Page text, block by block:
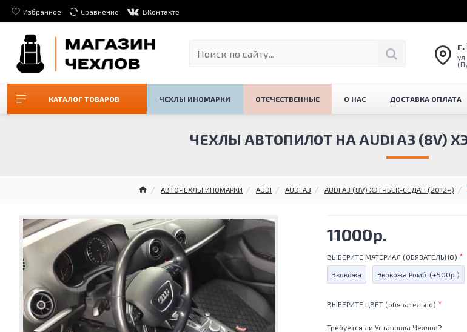
Избранное Сравнение ВКонтакте
КАТАЛОГ ТОВАРОВ ЧЕХЛЫ ИНОМАРКИ ОТЕЧЕСТВЕННЫЕ О НАС ДОСТАВКА ОПЛАТА
АВТОЧЕХЛЫ ИНОМАРКИ AUDI AUDI A3 AUDI A3 (8V) ХЭТЧБЕК-СЕДАН (2012+)
ЧЕХЛЫ АВТОПИЛОТ НА AUDI A3 (8V)
11000р.
ВЫБЕРИТЕ МАТЕРИАЛ (ОБЯЗАТЕЛЬНО)
Экокожа Экокожа Ромб (+500р.)
ВЫБЕРИТЕ ЦВЕТ (обязательно)
Требуется ли Установка Чехлов?